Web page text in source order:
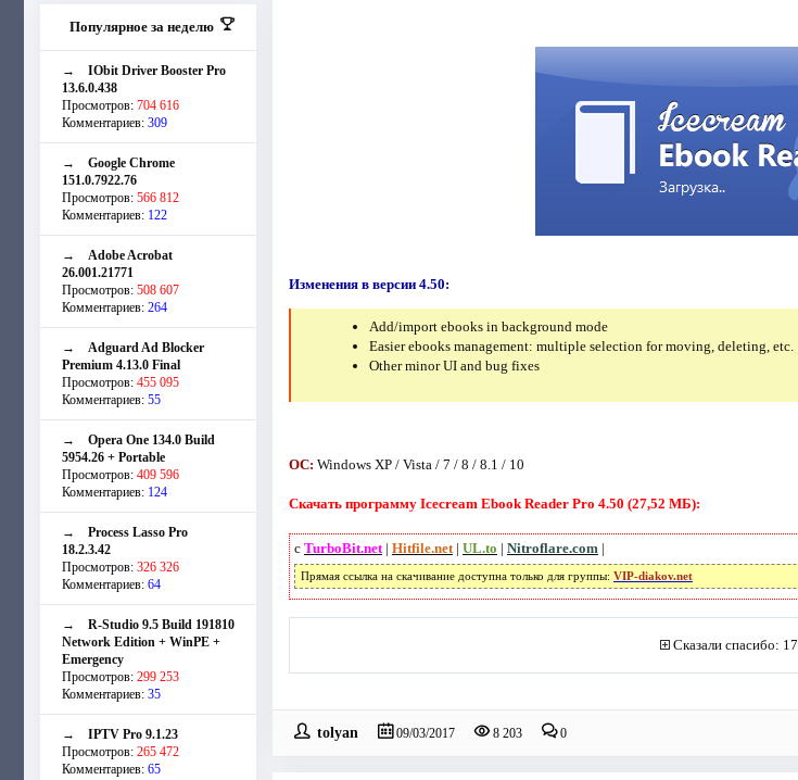
Популярное за неделю
→ IObit Driver Booster Pro
13.6.0.438
Просмотров: 704 616
Комментариев: 309
→ Google Chrome
151.0.7922.76
Просмотров: 566 812
Комментариев: 122
→ Adobe Acrobat
26.001.21771
Просмотров: 508 607
Комментариев: 264
→ Adguard Ad Blocker
Premium 4.13.0 Final
Просмотров: 455 095
Комментариев: 55
→ Opera One 134.0 Build
5954.26 + Portable
Просмотров: 409 596
Комментариев: 124
→ Process Lasso Pro
18.2.3.42
Просмотров: 326 326
Комментариев: 64
→ R-Studio 9.5 Build 191810
Network Edition + WinPE +
Emergency
Просмотров: 299 253
Комментариев: 35
→ IPTV Pro 9.1.23
Просмотров: 265 472
Комментариев: 65
Изменения в версии 4.50:
Add/import ebooks in background mode
Easier ebooks management: multiple selection for moving, deleting, etc.
Other minor UI and bug fixes
ОС: Windows XP / Vista / 7 / 8 / 8.1 / 10
Скачать программу Icecream Ebook Reader Pro 4.50 (27,52 МБ):
с TurboBit.net| Hitfile.net| UL.to | Nitroflare.com|
Прямая ссылка на скачивание доступна только для группы: VIP-diakov.net
Сказали спасибо: 17
tolyan 09/03/2017 8 203 0